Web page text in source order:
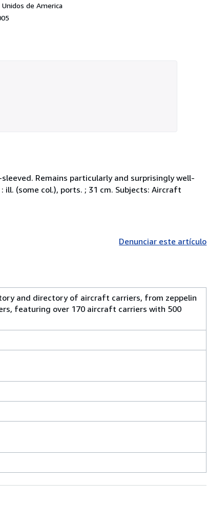
Unidos de America
Remains particularly and surprisingly well-
(some col.), ports. ; 31 cm. Subjects: Aircraft
Denunciar este artículo
and directory of aircraft carriers, from zeppelin
featuring over 170 aircraft carriers with 500